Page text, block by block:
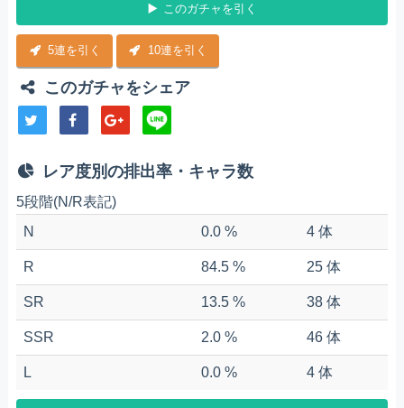
このガチャを引く
5連を引く 10連を引く
このガチャをシェア
レア度別の排出率・キャラ数
5段階(N/R表記)
N
0.0 % 4 体
R 84.5 % 25 体
SR 13.5 % 38 体
SSR 2.0 % 46 体
L 0.0 % 4 体